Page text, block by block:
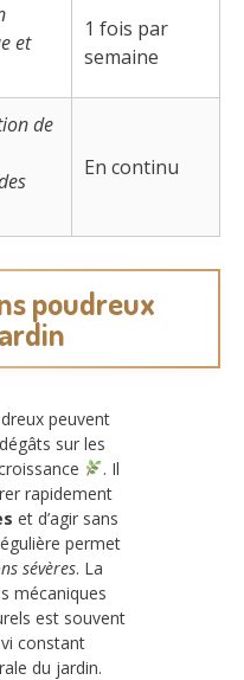
et
1 fois par
semaine
de
En continu
poudreux
peuvent
sur les
. Il
rapidement
et d’agir sans
permet
sévères. La
mécaniques
est souvent
constant
du jardin.